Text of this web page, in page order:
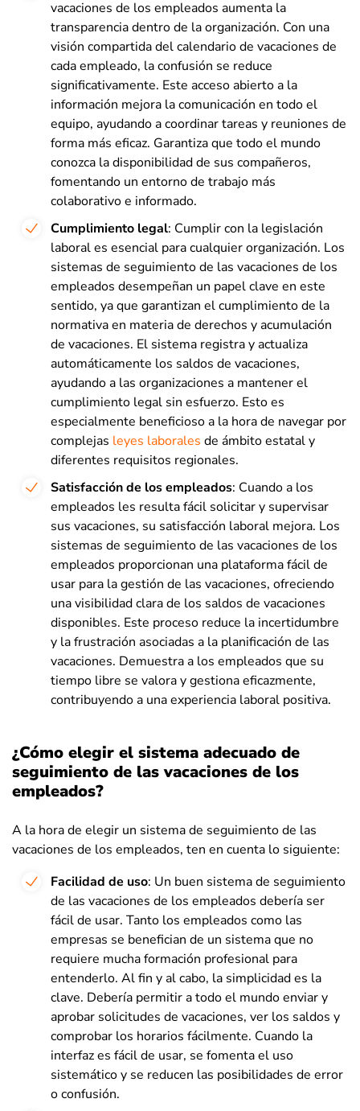
vacaciones de los empleados aumenta la
transparencia dentro de la organización. Con una
visión compartida del calendario de vacaciones de
cada empleado, la confusión se reduce
significativamente. Este acceso abierto a la
información mejora la comunicación en todo el
equipo, ayudando a coordinar tareas y reuniones de
forma más eficaz. Garantiza que todo el mundo
conozca la disponibilidad de sus compañeros,
fomentando un entorno de trabajo más
colaborativo e informado.
Cumplimiento legal: Cumplir con la legislación
laboral es esencial para cualquier organización. Los
sistemas de seguimiento de las vacaciones de los
empleados desempeñan un papel clave en este
sentido, ya que garantizan el cumplimiento de la
normativa en materia de derechos y acumulación
de vacaciones. El sistema registra y actualiza
automáticamente los saldos de vacaciones,
ayudando a las organizaciones a mantener el
cumplimiento legal sin esfuerzo. Esto es
especialmente beneficioso a la hora de navegar por
complejas leyes laborales de ámbito estatal y
diferentes requisitos regionales.
Satisfacción de los empleados: Cuando a los
empleados les resulta fácil solicitar y supervisar
sus vacaciones, su satisfacción laboral mejora. Los
sistemas de seguimiento de las vacaciones de los
empleados proporcionan una plataforma fácil de
usar para la gestión de las vacaciones, ofreciendo
una visibilidad clara de los saldos de vacaciones
disponibles. Este proceso reduce la incertidumbre
y la frustración asociadas a la planificación de las
vacaciones. Demuestra a los empleados que su
tiempo libre se valora y gestiona eficazmente,
contribuyendo a una experiencia laboral positiva.
¿Cómo elegir el sistema adecuado de
seguimiento de las vacaciones de los
empleados?
A la hora de elegir un sistema de seguimiento de las
vacaciones de los empleados, ten en cuenta lo siguiente:
Facilidad de uso: Un buen sistema de seguimiento
de las vacaciones de los empleados debería ser
fácil de usar. Tanto los empleados como las
empresas se benefician de un sistema que no
requiere mucha formación profesional para
entenderlo. Al fin y al cabo, la simplicidad es la
clave. Debería permitir a todo el mundo enviar y
aprobar solicitudes de vacaciones, ver los saldos y
comprobar los horarios fácilmente. Cuando la
interfaz es fácil de usar, se fomenta el uso
sistemático y se reducen las posibilidades de error
o confusión.